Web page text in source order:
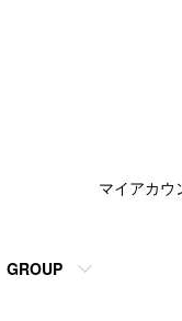
GROUP
マイアカウ